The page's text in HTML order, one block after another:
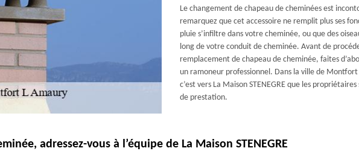
Le changement de chapeau de cheminées est
remarquez que cet accessoire ne remplit plus ses
pluie s’infiltre dans votre cheminée, ou que des
long de votre conduit de cheminée. Avant de
remplacement de chapeau de cheminée, faites
un ramoneur professionnel. Dans la ville de Montfort
c’est vers La Maison STENEGRE que les
de prestation.
adressez-vous à l’équipe de La Maison STENEGRE